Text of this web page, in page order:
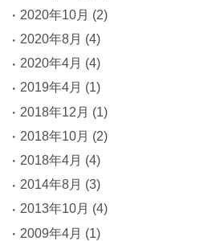
2020年10月 (2)
2020年8月 (4)
2020年4月 (4)
2019年4月 (1)
2018年12月 (1)
2018年10月 (2)
2018年4月 (4)
2014年8月 (3)
2013年10月 (4)
2009年4月 (1)